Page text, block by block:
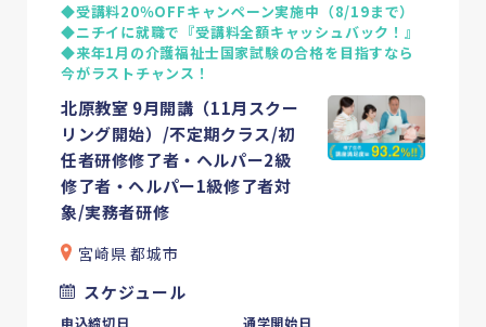
◆受講料20％OFFキャンペーン実施中（8/19まで）
◆ニチイに就職で『受講料全額キャッシュバック！』
◆来年1月の介護福祉士国家試験の合格を目指すなら
今がラストチャンス！
北原教室 9月開講（11月スクー
リング開始）/不定期クラス/初
任者研修修了者・ヘルパー2級
修了者・ヘルパー1級修了者対
象/実務者研修
宮崎県 都城市
スケジュール
申込締切日 通学開始日